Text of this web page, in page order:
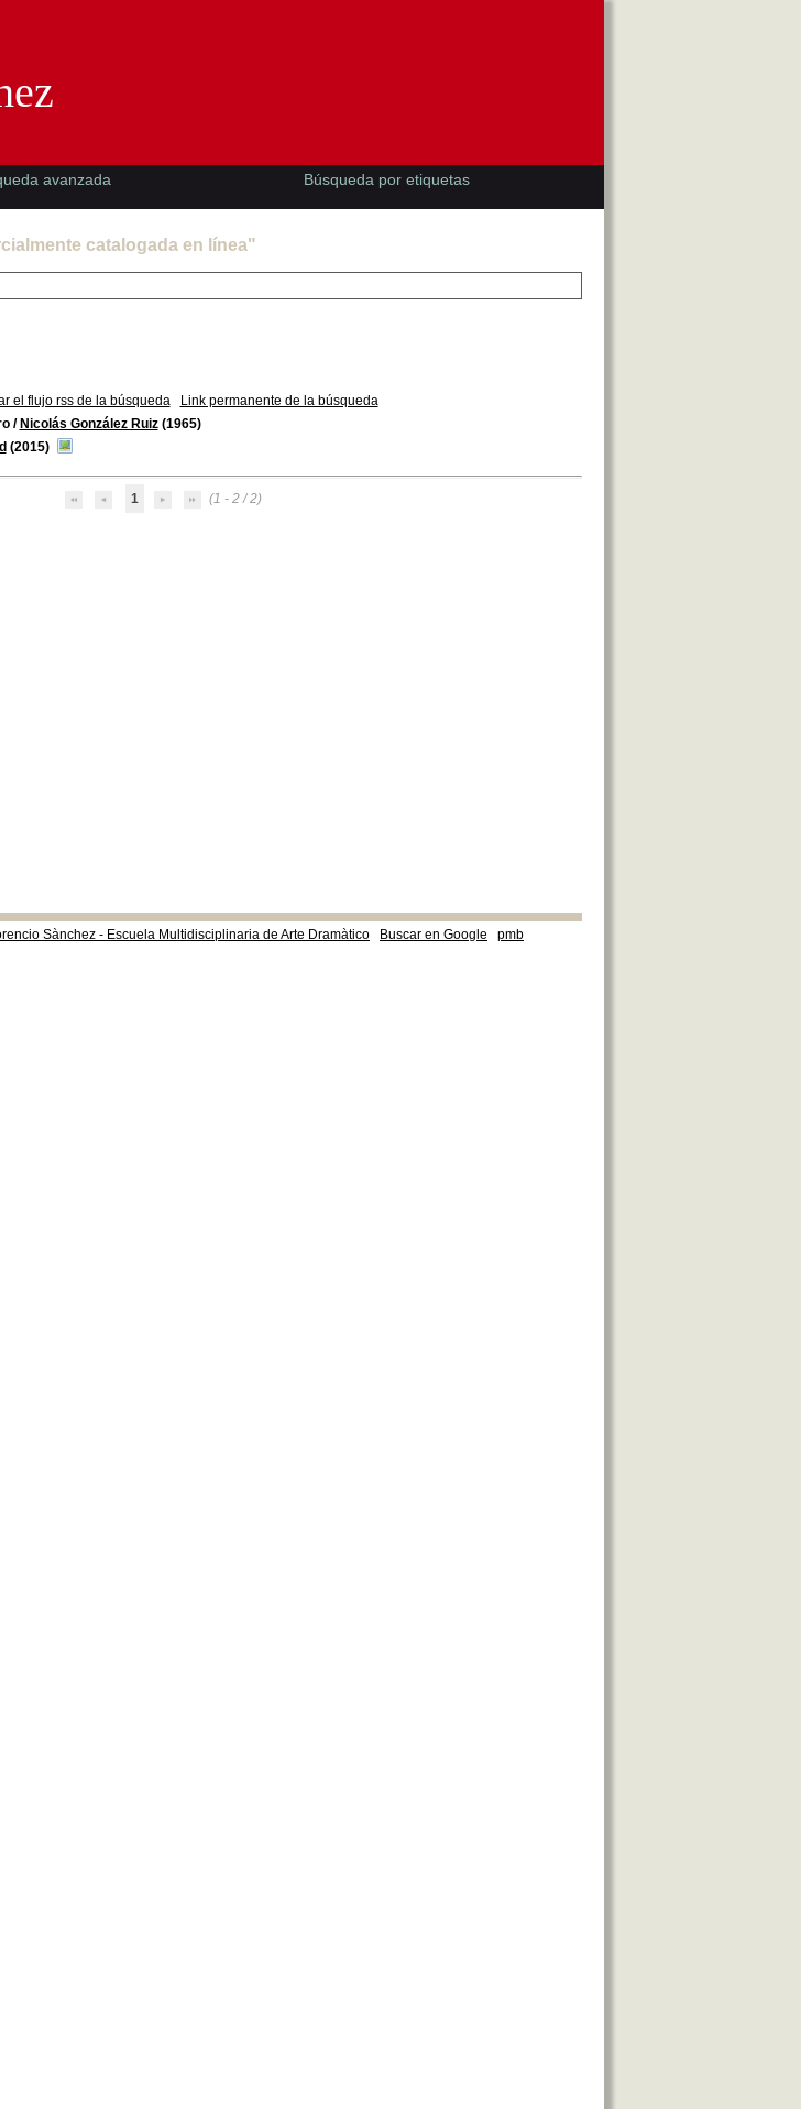
catalogada en línea"
el flujo rss de la búsqueda
Link permanente de la búsqueda
/ Nicolás González Ruiz(1965)
(2015)
1 (1 - 2 / 2)
Sànchez - Escuela Multidisciplinaria de Arte Dramàtico Buscar en Google pmb
avanzada Búsqueda por etiquetas